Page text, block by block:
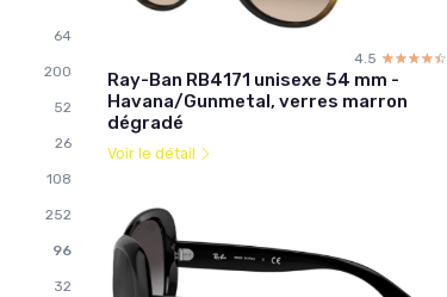
64
200
52
26
108
252
96
32
4.5 ☆☆☆☆☆
★★★★★
Ray-Ban RB4171 unisexe 54 mm -
Havana/Gunmetal, verres marron
dégradé
Voir le détail